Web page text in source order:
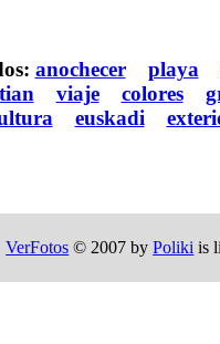
anochecer playa
viaje colores
euskadi
VerFotos © 2007 byPoliki is